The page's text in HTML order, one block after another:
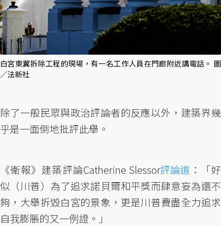
白宮東翼拆除工程的現場，有一名工作人員在門廊附近講電話。 圖
／法新社
除了一般民眾與政治評論者的反應以外，建築界幾
乎是一面倒地批評此舉。
《衛報》建築評論Catherine Slessor評論道 ：「好
似（川普）為了追求諾貝爾和平獎而肆意妄為還不
夠，大舉拆毀白宮的景象，更是川普費盡全力追求
自我膨脹的又一例證。」